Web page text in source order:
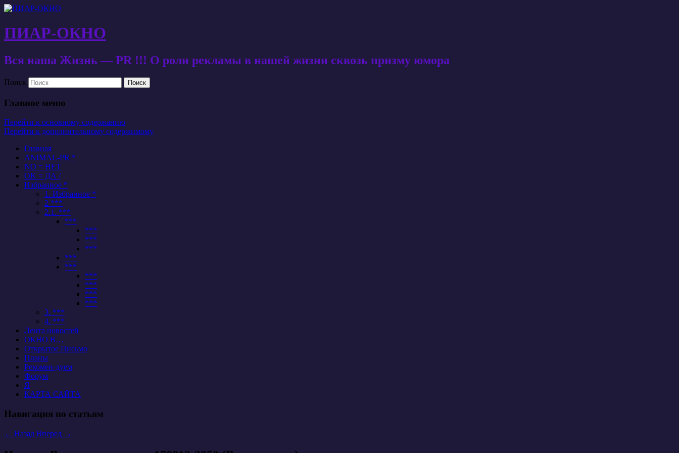
ПИАР-ОКНО
Вся наша Жизнь — PR !!! О роли рекламы в нашей жизни сквозь призму юмора
Поиск
Главное меню
Перейти к основному содержанию
Перейти к дополнительному содержимому
Главная
ANIMAL-PR *
NO = НЕТ
OK = ДА /
Избранное *
1. Избранное *
2 ***
2.1. ***
***
***
***
***
***
***
***
***
***
***
3. ***
4. ***
Лента новостей
ОКНО В…
Открытое Письмо
Планы
Рекомен-дуем
Форум
Я
КАРТА САЙТА
Навигация по статьям
← Назад Вперед →